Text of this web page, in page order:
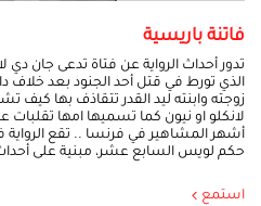
فاتنة باريسية
تدور أحداث الرواية عن فتاة تدعى جان
الذي تورط في قتل أحد الجنود بعد خلاف
زوجته وابنته ليد القدر تتقاذف بها كيف
لانكلو او نيون كما تسميها امها
أشهر المشاهير في فرنسا .. تقع
حكم لويس السابع عشر، مبنية على
استمع